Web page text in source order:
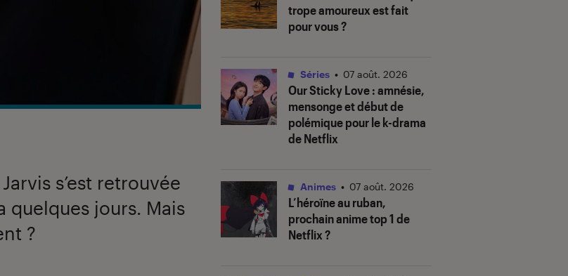
s’est retrouvée
quelques jours. Mais
?
trope amoureux est fait
pour vous ?
Our Sticky Love: amnésie,
mensonge et début de
polémique pour le k-drama
de Netflix
Séries • 07 août. 2026
L’héroïne au ruban,
prochain anime top 1 de
Netflix ?
Animes • 07 août. 2026